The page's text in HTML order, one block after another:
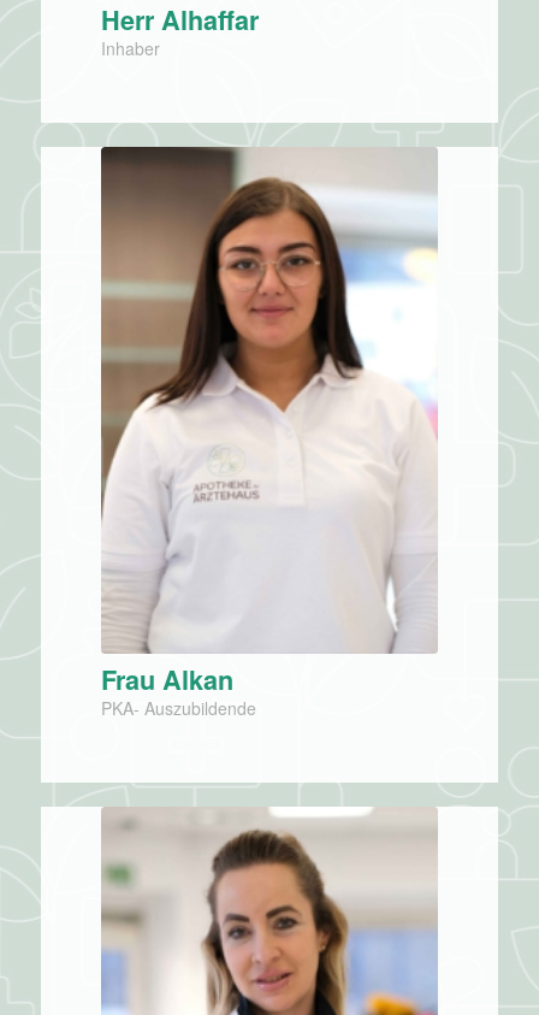
Herr Alhaffar
Inhaber
Frau Alkan
PKA- Auszubildende